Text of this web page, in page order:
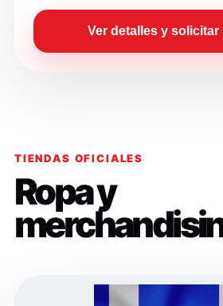
Ver detalles y
TIENDAS OFICIALES
Ropa y